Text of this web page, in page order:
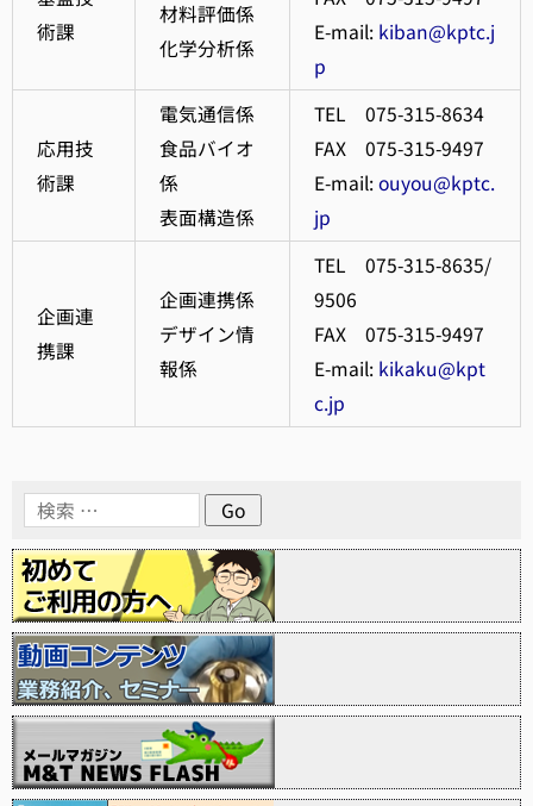
術課
材料評価係
化学分析係
E-mail: kiban@kptc.j
p
応用技
術課
電気通信係
食品バイオ
係
表面構造係
TEL 075-315-8634
FAX 075-315-9497
E-mail:ouyou@kptc.
jp
企画連
携課
企画連携係
デザイン情
報係
TEL 075-315-8635/
9506
FAX 075-315-9497
E-mail: kikaku@kpt
c.jp